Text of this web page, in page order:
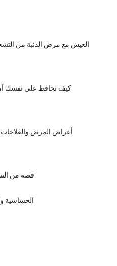
العيش مع مرض الذئبة من
كيف تحافظ على نفسك
Hirschsprung أعراض المرض والعلاجات
قصة من
الحساسية